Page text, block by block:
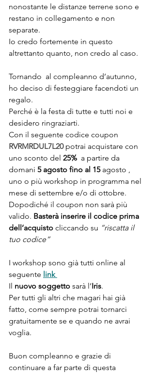
nonostante le distanze terrene sono e
restano in collegamento e non
separate.
Io credo fortemente in questo
altrettanto quanto, non credo al caso.
Tornando  al compleanno d’autunno,
ho deciso di festeggiare facendoti un
regalo.
Perché è la festa di tutte e tutti noi e
desidero ringraziarti.
Con il seguente codice coupon
RVRMRDUL7L20 potrai acquistare con
uno sconto del 25%
  a partire da
domani 5 agosto fino al 15 agosto ,
uno o più workshop in programma nel
mese di settembre e/o di ottobre.
Dopodiché il coupon non sarà più
valido. Basterà inserire il codice prima
dell’acquisto cliccando su “riscatta il
tuo codice”
I workshop sono già tutti online al
seguente link
Il nuovo soggetto sarà l’Iris.
Per tutti gli altri che magari hai già
fatto, come sempre potrai tornarci
gratuitamente se e quando ne avrai
voglia.
Buon compleanno e grazie di
continuare a far parte di questa